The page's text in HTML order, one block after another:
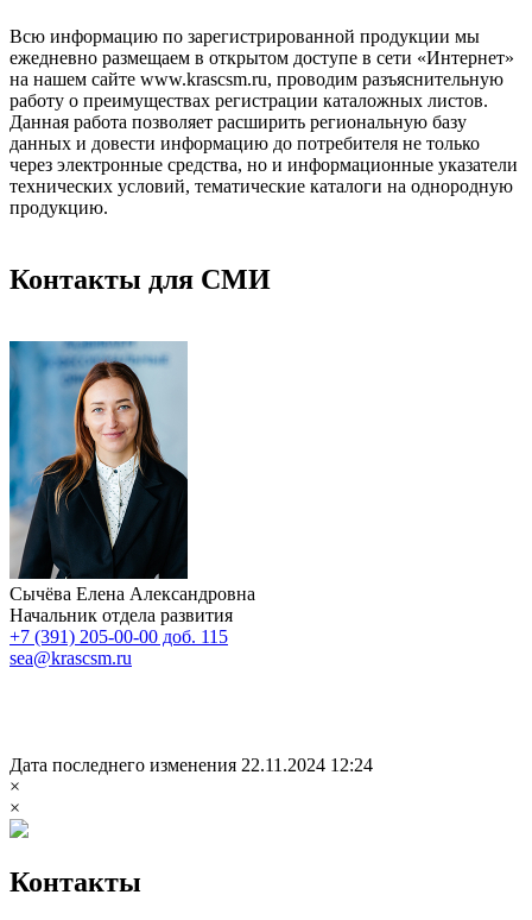
Всю информацию по зарегистрированной продукции мы
ежедневно размещаем в открытом доступе в сети «Интернет»
на нашем сайте www.krascsm.ru, проводим разъяснительную
работу о преимуществах регистрации каталожных листов.
Данная работа позволяет расширить региональную базу
данных и довести информацию до потребителя не только
через электронные средства, но и информационные указатели
технических условий, тематические каталоги на однородную
продукцию.
Контакты для СМИ
Сычёва Елена Александровна
Начальник отдела развития
+7 (391) 205-00-00 доб. 115
sea@krascsm.ru
Дата последнего изменения 22.11.2024 12:24
×
×
Контакты